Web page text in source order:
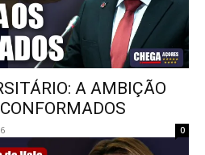
A AMBIÇÃO
0